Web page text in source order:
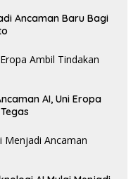
Ancaman Baru Bagi
AI, Uni Eropa